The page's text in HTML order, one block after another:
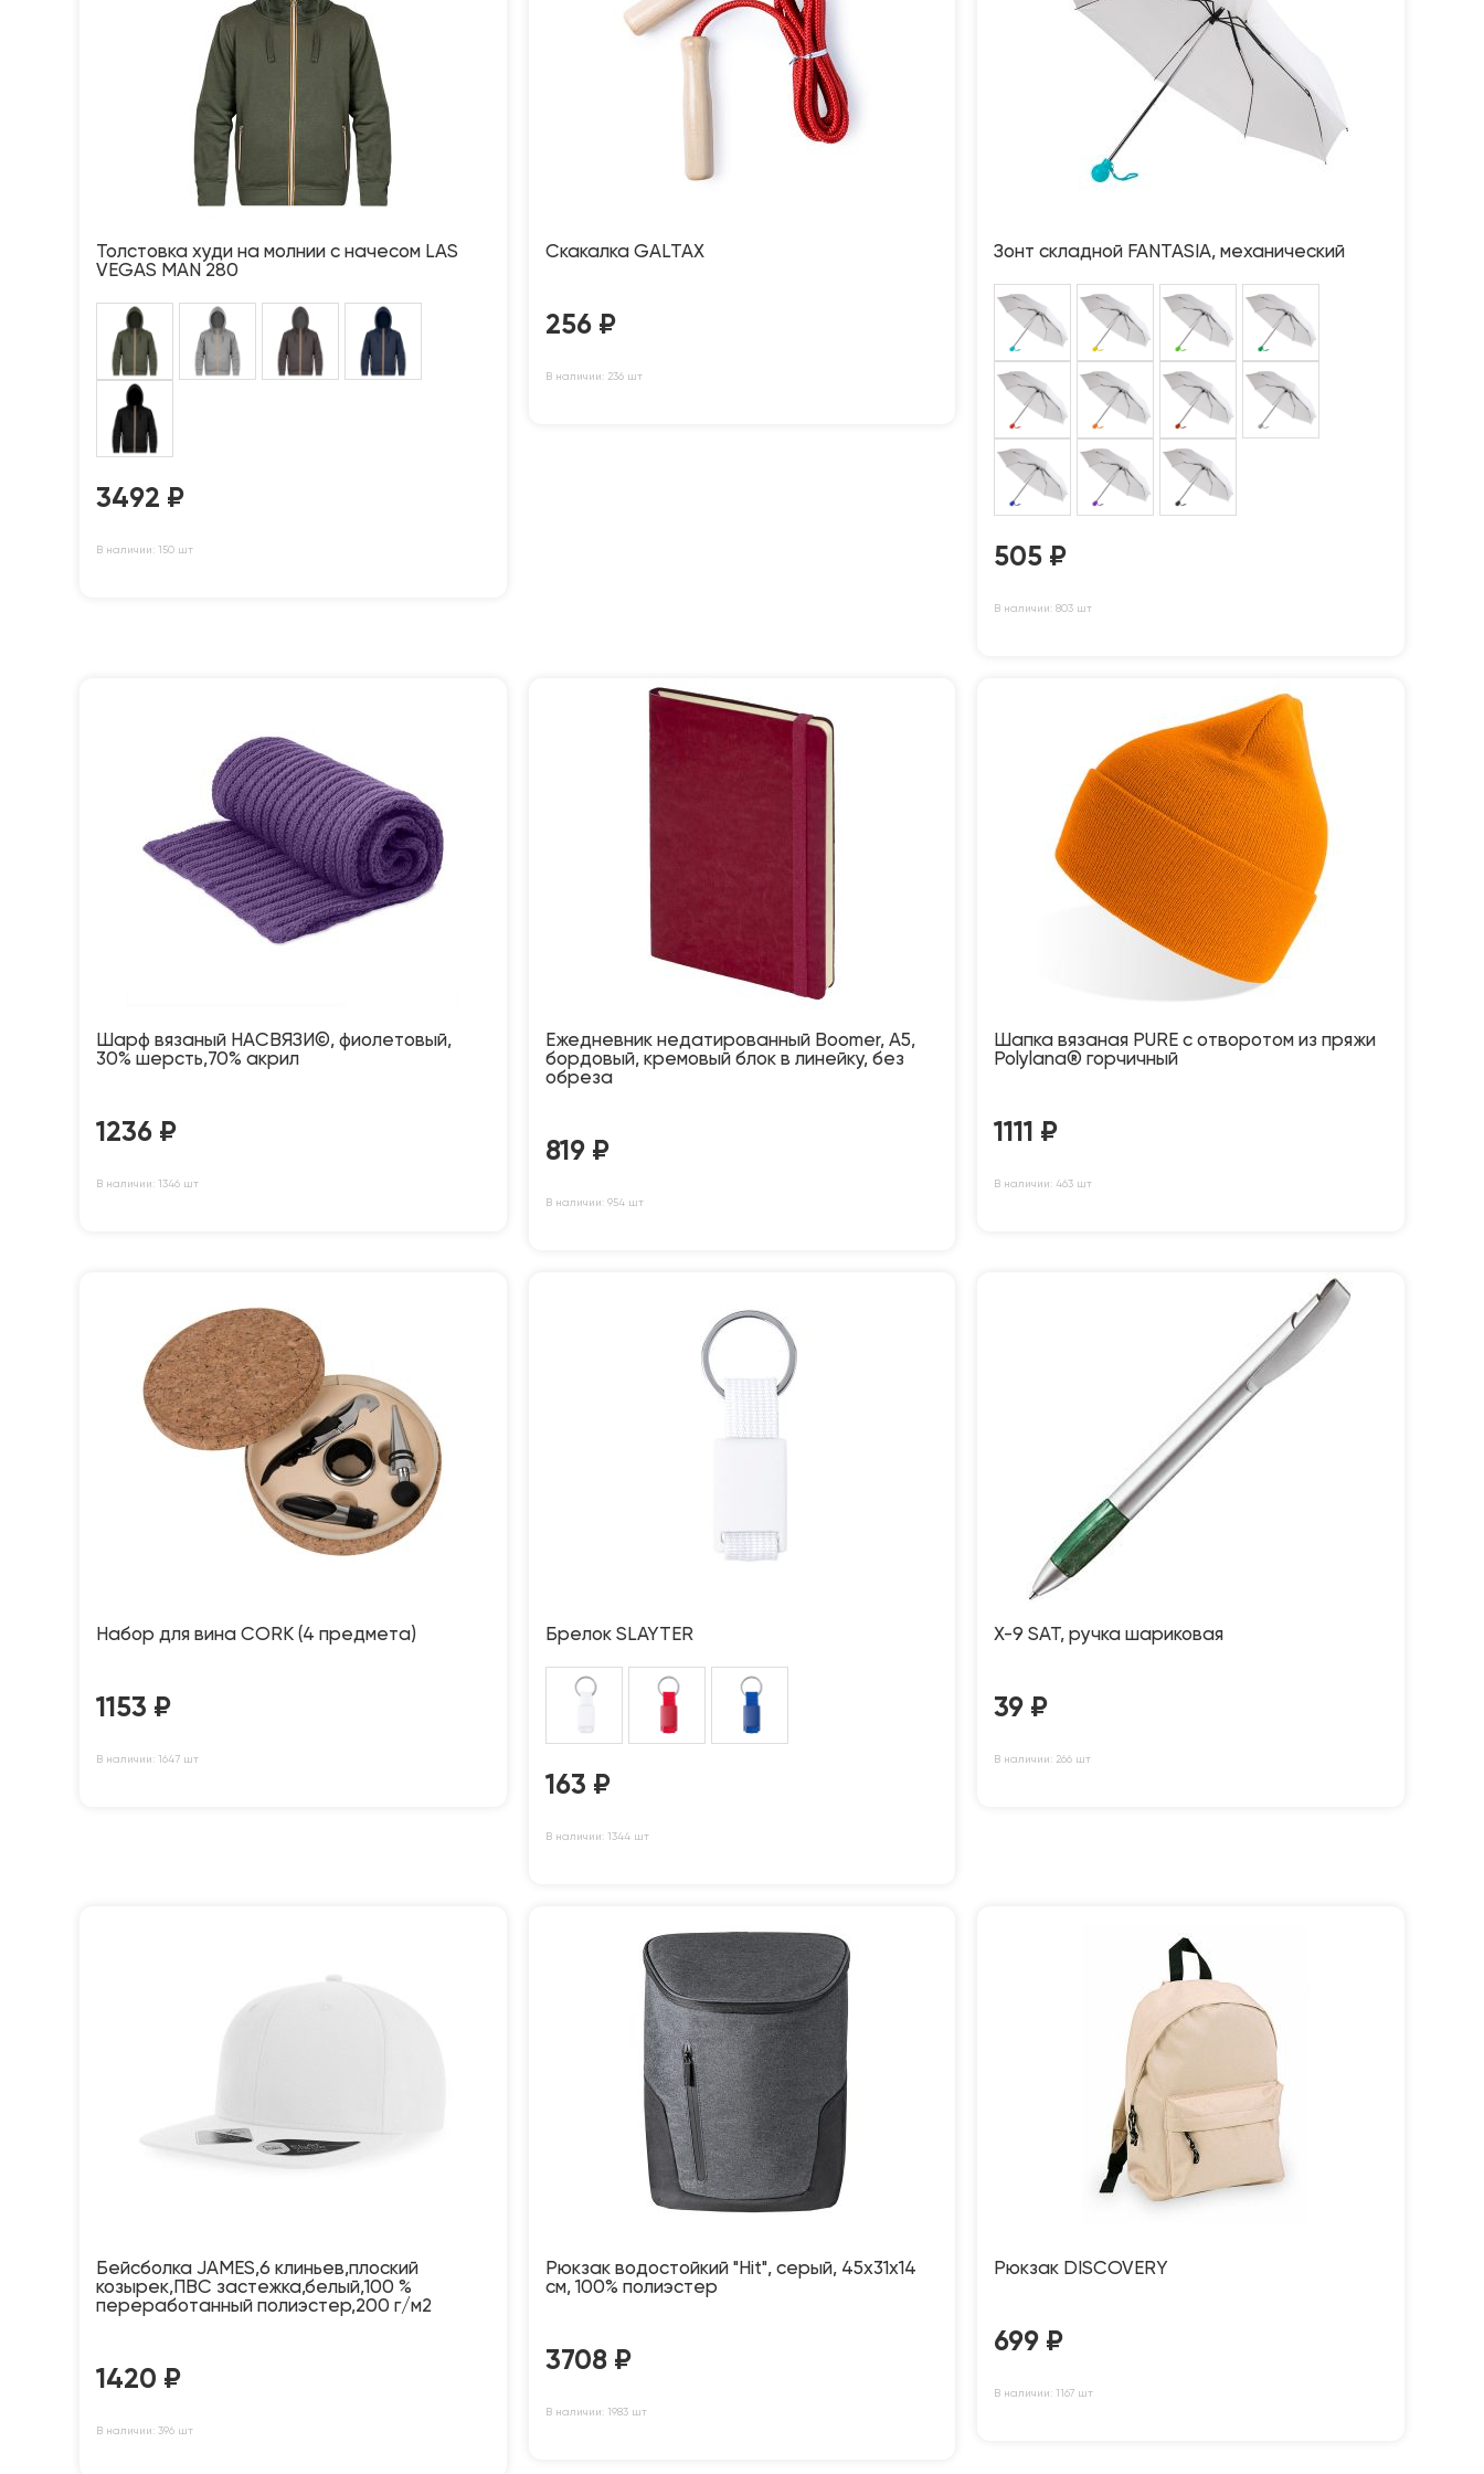
Толстовка худи на молнии с начесом LAS
VEGAS MAN 280
3492 ₽
В наличии: 150 шт
Скакалка GALTAX
256 ₽
В наличии: 236 шт
Зонт складной FANTASIA, механический
505 ₽
В наличии: 803 шт
Шарф вязаный НАСВЯЗИ©, фиолетовый,
30% шерсть,70% акрил
1236 ₽
В наличии: 1346 шт
Ежедневник недатированный Boomer, А5,
бордовый, кремовый блок в линейку, без
обреза
819 ₽
В наличии: 954 шт
Шапка вязаная PURE с отворотом из пряжи
Polylana® горчичный
1111 ₽
В наличии: 463 шт
Набор для вина CORK (4 предмета)
1153 ₽
В наличии: 1647 шт
Брелок SLAYTER
163 ₽
В наличии: 1344 шт
X-9 SAT, ручка шариковая
39 ₽
В наличии: 266 шт
Бейсболка JAMES,6 клиньев,плоский
козырек,ПВС застежка,белый,100 %
переработанный полиэстер,200 г/м2
1420 ₽
В наличии: 396 шт
Рюкзак водостойкий "Hit", серый, 45х31х14
см, 100% полиэстер
3708 ₽
В наличии: 1983 шт
Рюкзак DISCOVERY
699 ₽
В наличии: 1167 шт